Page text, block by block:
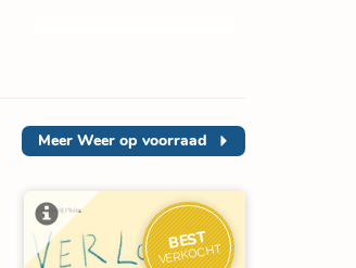
Meer Weer op voorraad
BEST
VERKOCHT